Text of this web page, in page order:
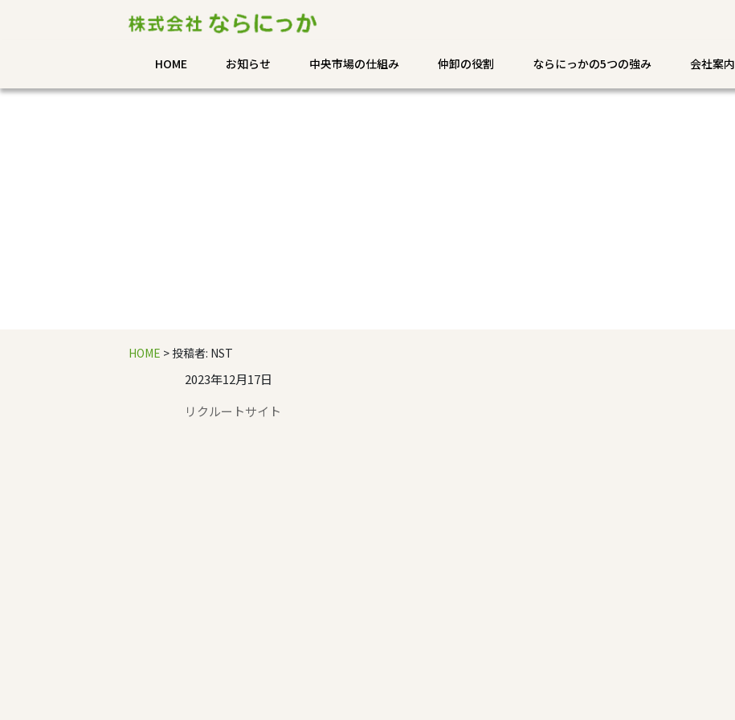
HOME お知らせ 中央市場の仕組み 仲卸の役割 ならにっかの5つの強み 会社案内
HOME > 投稿者: NST
2023年12月17日
リクルートサイト